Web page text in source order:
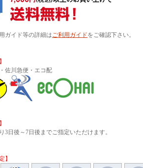
ガイド等の詳細はご利用ガイドをご確認下さい。
佐川急便・エコ配
3日後～7日後までご指定いただけます。
】